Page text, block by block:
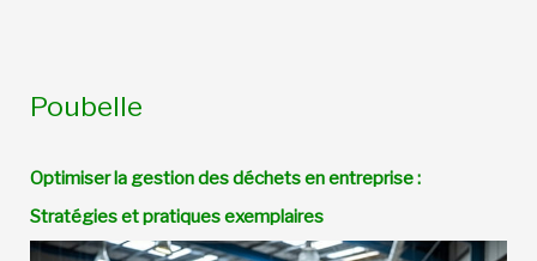
Poubelle
Optimiser la gestion des déchets en entreprise :
Stratégies et pratiques exemplaires